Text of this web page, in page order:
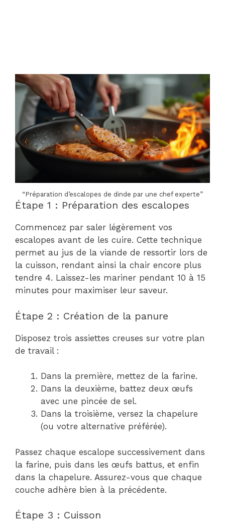
“Préparation d’escalopes de dinde par une chef experte”
Étape 1 : Préparation des escalopes
Commencez par saler légèrement vos
escalopes avant de les cuire. Cette technique
permet au jus de la viande de ressortir lors de
la cuisson, rendant ainsi la chair encore plus
tendre 4. Laissez-les mariner pendant 10 à 15
minutes pour maximiser leur saveur.
Étape 2 : Création de la panure
Disposez trois assiettes creuses sur votre plan
de travail :
Dans la première, mettez de la farine.
Dans la deuxième, battez deux œufs
avec une pincée de sel.
Dans la troisième, versez la chapelure
(ou votre alternative préférée).
Passez chaque escalope successivement dans
la farine, puis dans les œufs battus, et enfin
dans la chapelure. Assurez-vous que chaque
couche adhère bien à la précédente.
Étape 3 : Cuisson